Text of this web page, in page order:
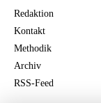
Redaktion
Kontakt
Methodik
Archiv
RSS-Feed